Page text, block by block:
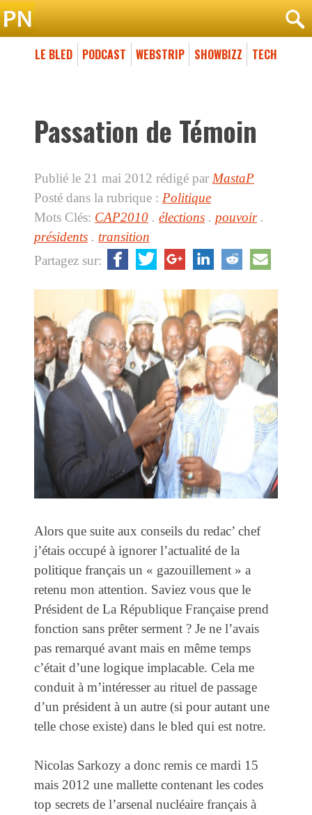
LE BLED PODCAST WEBSTRIP SHOWBIZZ TECH
Passation de Témoin
Publié le 21 mai 2012 rédigé par MastaP
Posté dans la rubrique : Politique
Mots Clés: CAP2010 . élections . pouvoir.
présidents . transition
Partagez sur:
Alors que suite aux conseils du redac’ chef
j’étais occupé à ignorer l’actualité de la
politique français un « gazouillement » a
retenu mon attention. Saviez vous que le
Président de La République Française prend
fonction sans prêter serment ? Je ne l’avais
pas remarqué avant mais en même temps
c’était d’une logique implacable. Cela me
conduit à m’intéresser au rituel de passage
d’un président à un autre (si pour autant une
telle chose existe) dans le bled qui est notre.
Nicolas Sarkozy a donc remis ce mardi 15
mais 2012 une mallette contenant les codes
top secrets de l’arsenal nucléaire français à